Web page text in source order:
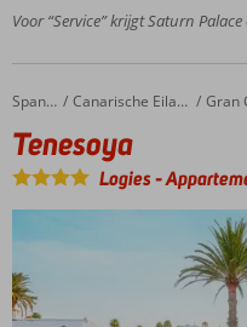
zandstrand
met pier?
Voor de kids:
aquapark,
waterglijbanen,
miniclub
Uitgebreid
animatieprogramma
carterestaurants
Voor “Service” krijgt Saturn Palace
Home Spanje Canarische Eilanden Gran
Tenesoya
Tenesoya
Logies-